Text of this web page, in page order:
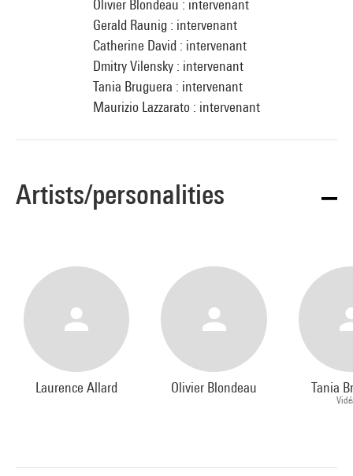
Olivier Blondeau : intervenant
Gerald Raunig : intervenant
Catherine David : intervenant
Dmitry Vilensky : intervenant
Tania Bruguera : intervenant
Maurizio Lazzarato : intervenant
Artists/personalities
Laurence Allard Olivier Blondeau Tania